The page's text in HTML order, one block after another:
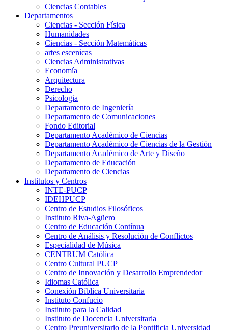
Ciencias Contables
Departamentos
Ciencias - Sección Física
Humanidades
Ciencias - Sección Matemáticas
artes escenicas
Ciencias Administrativas
Economía
Arquitectura
Derecho
Psicologia
Departamento de Ingeniería
Departamento de Comunicaciones
Fondo Editorial
Departamento Académico de Ciencias
Departamento Académico de Ciencias de la Gestión
Departamento Académico de Arte y Diseño
Departamento de Educación
Departamento de Ciencias
Institutos y Centros
INTE-PUCP
IDEHPUCP
Centro de Estudios Filosóficos
Instituto Riva-Agüero
Centro de Educación Contínua
Centro de Análisis y Resolución de Conflictos
Especialidad de Música
CENTRUM Católica
Centro Cultural PUCP
Centro de Innovación y Desarrollo Emprendedor
Idiomas Católica
Conexión Bíblica Universitaria
Instituto Confucio
Instituto para la Calidad
Instituto de Docencia Universitaria
Centro Preuniversitario de la Pontificia Universidad